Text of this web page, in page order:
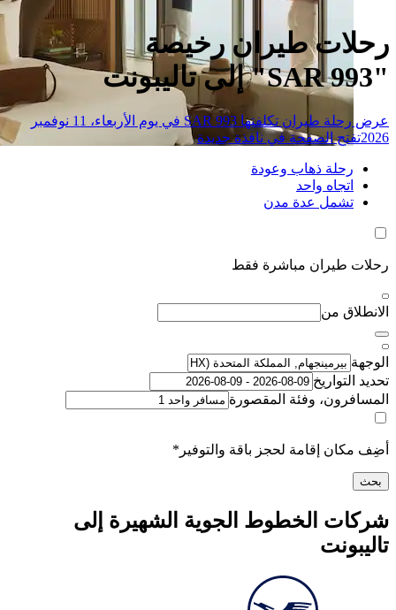
طيران رخيصة
عرض رحلة طيران تكلفتها SAR 993 في يوم الأربعاء، 11 نوفمبر
الصفحة في نافذة جديدة
ذهاب وعودة
واحد
عدة مدن
طيران مباشرة فقط
من
وفئة المقصورة
إقامة لحجز باقة والتوفير*
الخطوط الجوية الشهيرة إلى